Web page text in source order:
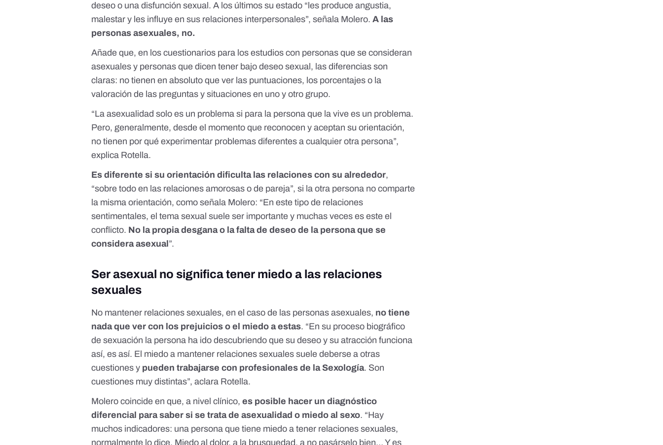
deseo o una disfunción sexual. A los últimos su estado “les produce angustia,
malestar y les influye en sus relaciones interpersonales”, señala Molero.A las
personas asexuales, no.
Añade que, en los cuestionarios para losestudios con personas que se consideran
asexuales y personas que dicen tener bajo deseo sexual, las diferencias son
claras: no tienen en absoluto que ver las puntuaciones, los porcentajes o la
valoración de las preguntas y situaciones en uno y otro grupo.
“La asexualidad solo es un problema si para la persona que la vive es un problema.
Pero, generalmente, desde el momento que reconocen y aceptan su orientación,
no tienen por qué experimentar problemas diferentes a cualquier otra persona”,
explica Rotella.
Es diferente si su orientación dificulta las relaciones con su alrededor,
“sobre todo en las relaciones amorosas o de pareja”, si la otra persona no comparte
la misma orientación, como señala Molero: “En este tipo de relaciones
sentimentales, el tema sexual suele ser importante y muchas veces es este el
conflicto. No la propia desgana o la falta de deseo de la persona que se
considera asexual ”.
Ser asexual no significa tener miedo a las relaciones
sexuales
No mantener relaciones sexuales, en el caso de las personas asexuales, no tiene
nada que ver con los prejuicios o el miedo a estas. “En su proceso biográfico
de sexuación la persona ha ido descubriendo que su deseo y su atracción funciona
así, es así. El miedo a mantener relaciones sexuales suele deberse a otras
cuestiones y pueden trabajarse con profesionales de la Sexología. Son
cuestiones muy distintas”, aclara Rotella.
Molero coincide en que, a nivel clínico,es posible hacer un diagnóstico
diferencial para saber si se trata de asexualidad o miedo al sexo. “Hay
muchos indicadores: una persona que tiene miedo a tener relaciones sexuales,
normalmente lo dice. Miedo al dolor, a la brusquedad, a no pasárselo bien… Y es